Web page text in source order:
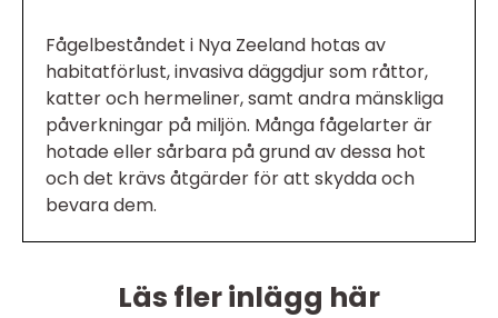
Fågelbeståndet i Nya Zeeland hotas av
habitatförlust, invasiva däggdjur som råttor,
katter och hermeliner, samt andra mänskliga
påverkningar på miljön. Många fågelarter är
hotade eller sårbara på grund av dessa hot
och det krävs åtgärder för att skydda och
bevara dem.
Läs fler inlägg här